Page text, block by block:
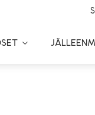
Toggle